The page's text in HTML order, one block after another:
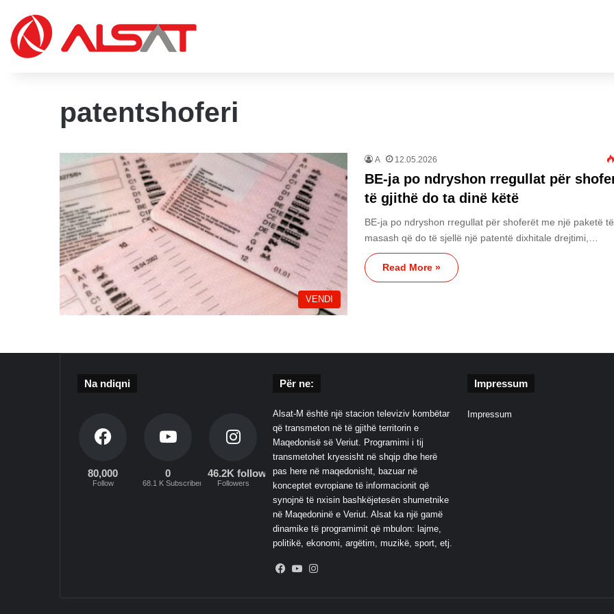
patentshoferi
VENDI
A 12.05.2026
BE-ja po ndryshon rregullat për
të gjithë do ta dinë këtë
BE-ja po ndryshon rregullat për shoferët me një paketë
masash që do të sjellë një patentë dixhitale drejtimi,…
Read More »
Na ndiqni
80,000
Follow
0
68.1 K Subscribers
46.2K followers
Followers
Për ne:
Alsat-M është një stacion televiziv kombëtar
që transmeton në të gjithë territorin e
Maqedonisë së Veriut. Programimi i tij
transmetohet kryesisht në shqip dhe herë
pas here në maqedonisht, bazuar në
konceptet evropiane të informacionit që
synojnë të nxisin bashkëjetesën shumetnike
në Maqedoninë e Veriut. Alsat ka një gamë
dinamike të programimit që mbulon: lajme,
politikë, ekonomi, argëtim, muzikë, sport, etj.
Facebook
YouTube
Impressum
Impressum